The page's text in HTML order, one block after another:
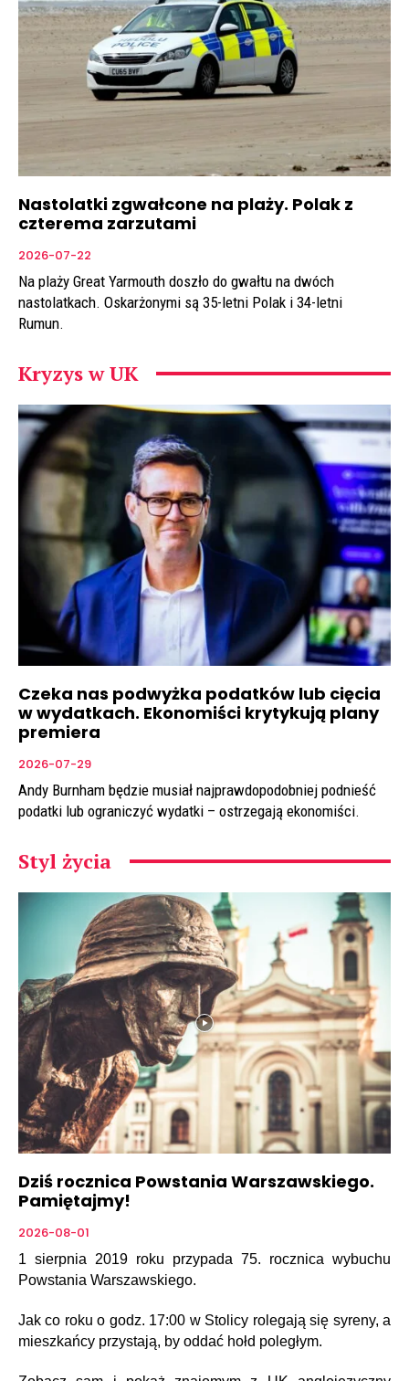
Nastolatki zgwałcone na plaży. Polak z
czterema zarzutami
2026-07-22
Na plaży Great Yarmouth doszło do gwałtu na dwóch
nastolatkach. Oskarżonymi są 35-letni Polak i 34-letni
Rumun.
Kryzys w UK
Czeka nas podwyżka podatków lub cięcia
w wydatkach. Ekonomiści krytykują plany
premiera
2026-07-29
Andy Burnham będzie musiał najprawdopodobniej podnieść
podatki lub ograniczyć wydatki – ostrzegają ekonomiści.
Styl życia
Dziś rocznica Powstania Warszawskiego.
Pamiętajmy!
2026-08-01
1 sierpnia 2019 roku przypada 75. rocznica wybuchu
Powstania Warszawskiego.
Jak co roku o godz. 17:00 w Stolicy rolegają się syreny, a
mieszkańcy przystają, by oddać hołd poległym.